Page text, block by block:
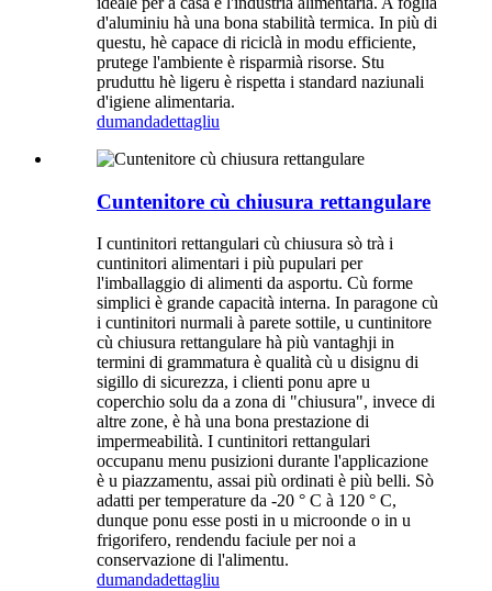
d'aluminiu hà una bona stabilità termica. In più di
questu, hè capace di riciclà in modu efficiente,
prutege l'ambiente è risparmià risorse. Stu
pruduttu hè ligeru è rispetta i standard naziunali
d'igiene alimentaria.
dumandadettagliu
Cuntenitore cù chiusura rettangulare
I cuntinitori rettangulari cù chiusura sò trà i
cuntinitori alimentari i più pupulari per
l'imballaggio di alimenti da asportu. Cù forme
simplici è grande capacità interna. In paragone cù
i cuntinitori nurmali à parete sottile, u cuntinitore
cù chiusura rettangulare hà più vantaghji in
termini di grammatura è qualità cù u disignu di
sigillo di sicurezza, i clienti ponu apre u
coperchio solu da a zona di "chiusura", invece di
altre zone, è hà una bona prestazione di
impermeabilità. I ​​cuntinitori rettangulari
occupanu menu pusizioni durante l'applicazione
è u piazzamentu, assai più ordinati è più belli. Sò
adatti per temperature da -20 ° C à 120 ° C,
dunque ponu esse posti in u microonde o in u
frigorifero, rendendu faciule per noi a
conservazione di l'alimentu.
dumandadettagliu